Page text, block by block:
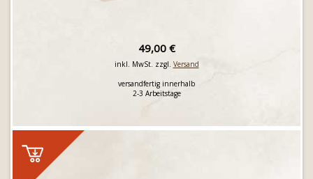
49,00 €
inkl. MwSt. zzgl. Versand
versandfertig innerhalb
2-3 Arbeitstage